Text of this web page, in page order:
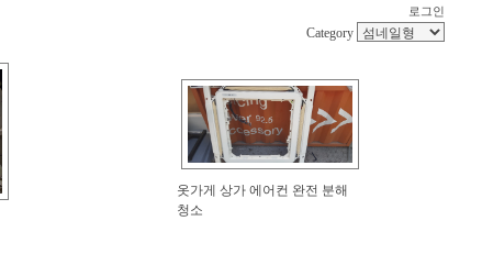
로그인
Category
옷가게 상가 에어컨 완전 분해
청소